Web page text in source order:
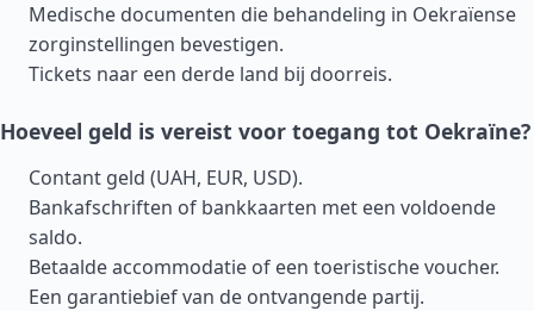
Medische documenten die behandeling in Oekraïense
zorginstellingen bevestigen.
Tickets naar een derde land bij doorreis.
Hoeveel geld is vereist voor toegang tot Oekraïne?
Contant geld (UAH, EUR, USD).
Bankafschriften of bankkaarten met een voldoende
saldo.
Betaalde accommodatie of een toeristische voucher.
Een garantiebief van de ontvangende partij.